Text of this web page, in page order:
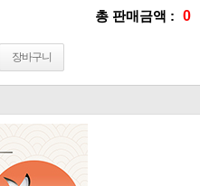
총 판매금액 : 0
장바구니